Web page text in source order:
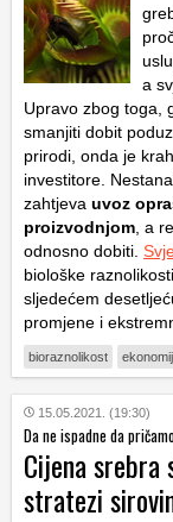
a
Upravo zbog toga,
smanjiti dobit
prirodi, onda je
investitore.
zahtjeva uvoz
proizvodnjom , a
odnosno dobiti.
biološke
sljedećem
promjene i
bioraznolikost
15.05.2021. (19:30)
Da ne ispadne da
Cijena srebra
stratezi